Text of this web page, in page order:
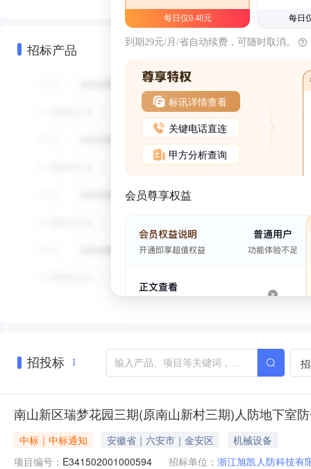
招标产品
每日仅0.48元 每日
到期29元/月/省自动续费，可随时取消。
标讯详情查看
关键电话直连
甲方分析查询
会员尊享权益
招投标 1
南山新区瑞梦花园三期(原南山新村三期)人防地下室
中标｜中标通知 安徽省｜六安市｜金安区
机械设备
项目编号： E341502001000594 招标单位： 浙江旭凯人防科技有